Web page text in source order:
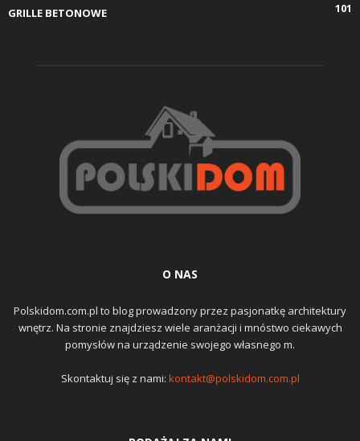
GRILLE BETONOWE
101
O NAS
Polskidom.com.pl to blog prowadzony przez pasjonatkę architektury
wnętrz. Na stronie znajdziesz wiele aranżacji i mnóstwo ciekawych
pomysłów na urządzenie swojego własnego m.
Skontaktuj się z nami: kontakt@polskidom.com.pl